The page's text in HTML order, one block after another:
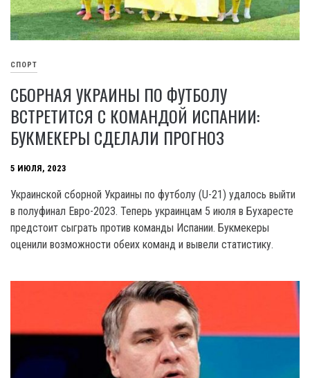
СПОРТ
СБОРНАЯ УКРАИНЫ ПО ФУТБОЛУ
ВСТРЕТИТСЯ С КОМАНДОЙ ИСПАНИИ:
БУКМЕКЕРЫ СДЕЛАЛИ ПРОГНОЗ
5 ИЮЛЯ, 2023
Украинской сборной Украины по футболу (U-21) удалось выйти
в полуфинал Евро-2023. Теперь украинцам 5 июля в Бухаресте
предстоит сыграть против команды Испании. Букмекеры
оценили возможности обеих команд и вывели статистику.